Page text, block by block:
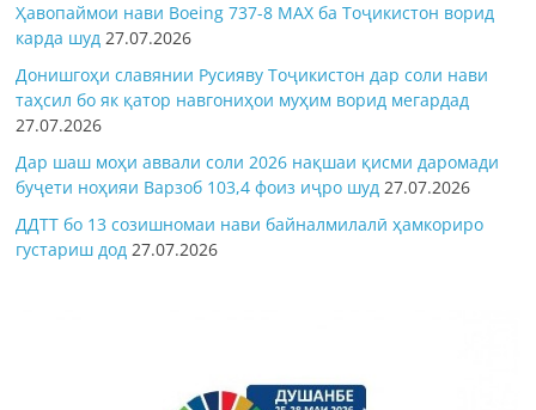
Ҳавопаймои нави Boeing 737-8 MAX ба Тоҷикистон ворид
карда шуд 27.07.2026
Донишгоҳи славянии Русияву Тоҷикистон дар соли нави
таҳсил бо як қатор навгониҳои муҳим ворид мегардад
27.07.2026
Дар шаш моҳи аввали соли 2026 нақшаи қисми даромади
буҷети ноҳияи Варзоб 103,4 фоиз иҷро шуд 27.07.2026
ДДТТ бо 13 созишномаи нави байналмилалӣ ҳамкориро
густариш дод 27.07.2026